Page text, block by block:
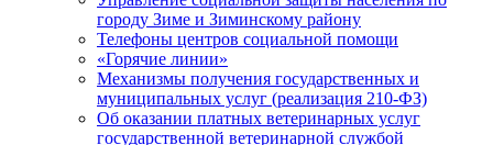
городу Зиме и Зиминскому району
Телефоны центров социальной помощи
«Горячие линии»
Механизмы получения государственных и
муниципальных услуг (реализация 210-ФЗ)
Об оказании платных ветеринарных услуг
государственной ветеринарной службой